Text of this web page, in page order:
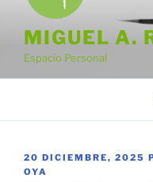
MIGUEL A.
Espacio Personal
PUBLICADO
EL
20 DICIEMBRE, 2025
OYA